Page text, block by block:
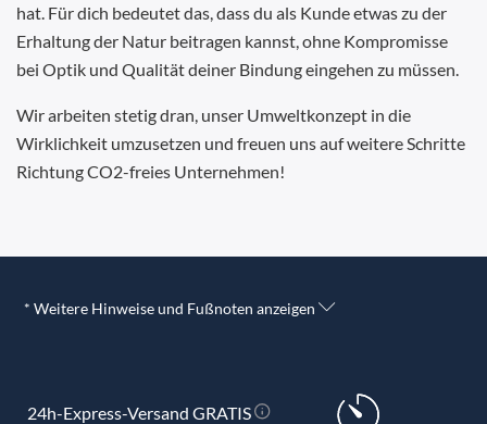
hat. Für dich bedeutet das, dass du als Kunde etwas zu der
Erhaltung der Natur beitragen kannst, ohne Kompromisse
bei Optik und Qualität deiner Bindung eingehen zu müssen.
Wir arbeiten stetig dran, unser Umweltkonzept in die
Wirklichkeit umzusetzen und freuen uns auf weitere Schritte
Richtung CO2-freies Unternehmen!
* Weitere Hinweise und Fußnoten anzeigen
24h-Express-Versand GRATIS